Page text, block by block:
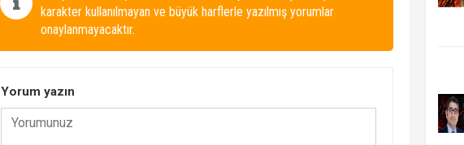
karakter kullanılmayan ve büyük harflerle yazılmış yorumlar
onaylanmayacaktır.
Yorum yazın